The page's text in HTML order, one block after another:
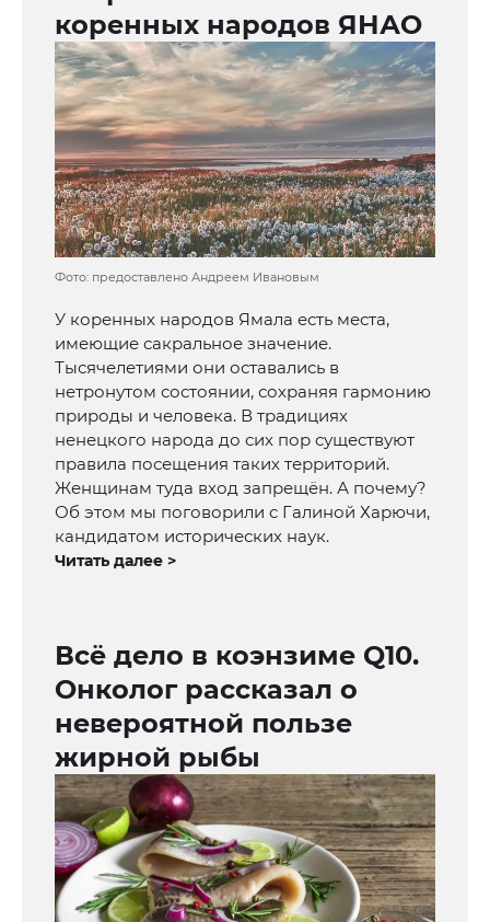
коренных народов ЯНАО
Фото: предоставлено Андреем Ивановым
У коренных народов Ямала есть места,
имеющие сакральное значение.
Тысячелетиями они оставались в
нетронутом состоянии, сохраняя гармонию
природы и человека. В традициях
ненецкого народа до сих пор существуют
правила посещения таких территорий.
Женщинам туда вход запрещён. А почему?
Об этом мы поговорили с Галиной Харючи,
кандидатом исторических наук.
Читать далее >
Всё дело в коэнзиме Q10.
Онколог рассказал о
невероятной пользе
жирной рыбы